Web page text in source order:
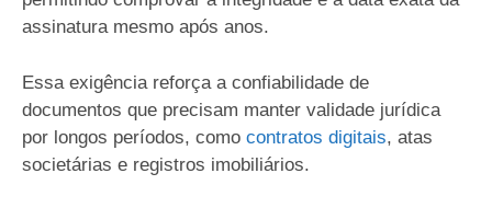
assinatura mesmo após anos.
Essa exigência reforça a confiabilidade de
documentos que precisam manter validade jurídica
por longos períodos, como contratos digitais, atas
societárias e registros imobiliários.